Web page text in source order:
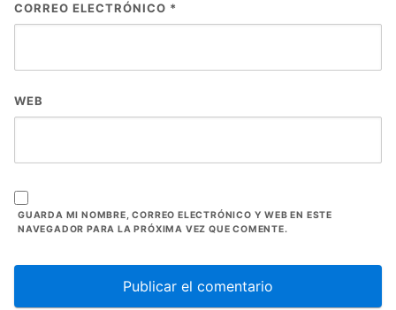
CORREO ELECTRÓNICO *
WEB
GUARDA MI NOMBRE, CORREO ELECTRÓNICO Y WEB EN ESTE
NAVEGADOR PARA LA PRÓXIMA VEZ QUE COMENTE.